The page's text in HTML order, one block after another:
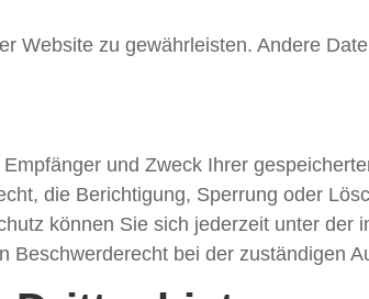
Website zu gewährleisten. Andere
und Zweck Ihrer
die Berichtigung, Sperrung oder
können Sie sich jederzeit unter der
bei der zuständigen